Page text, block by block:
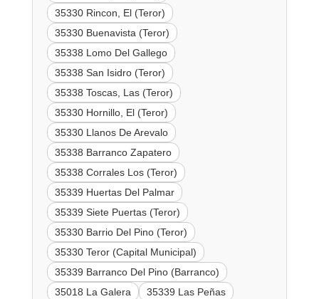
35330 Rincon, El (Teror)
35330 Buenavista (Teror)
35338 Lomo Del Gallego
35338 San Isidro (Teror)
35338 Toscas, Las (Teror)
35330 Hornillo, El (Teror)
35330 Llanos De Arevalo
35338 Barranco Zapatero
35338 Corrales Los (Teror)
35339 Huertas Del Palmar
35339 Siete Puertas (Teror)
35330 Barrio Del Pino (Teror)
35330 Teror (Capital Municipal)
35339 Barranco Del Pino (Barranco)
35018 La Galera
35339 Las Peñas